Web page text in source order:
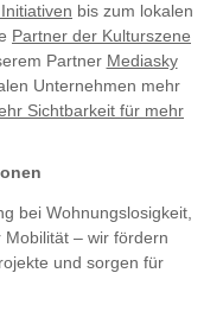
bis zum lokalen
Partner der Kulturszene
Partner Mediasky
Unternehmen mehr
Sichtbarkeit für mehr
bei Wohnungslosigkeit,
– wir fördern
und sorgen für